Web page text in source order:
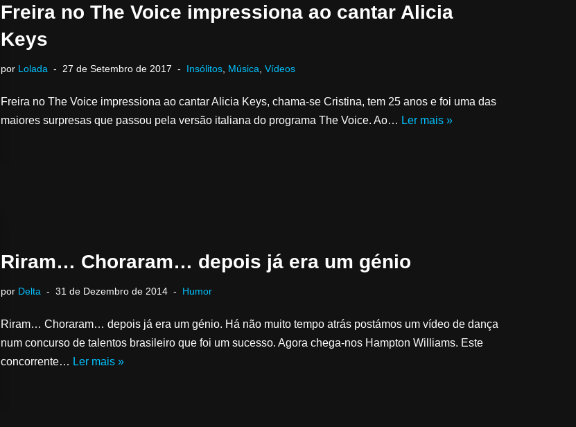
Freira no The Voice impressiona ao cantar Alicia
Keys
por Lolada 27 de Setembro de 2017 Insólitos Música Vídeos
Freira no The Voice impressiona ao cantar Alicia Keys, chama-se Cristina, tem 25 anos e foi uma das
maiores surpresas que passou pela versão italiana do programa The Voice. Ao… Ler mais »
Riram… Choraram… depois já era um génio
por Delta 31 de Dezembro de 2014 Humor
Riram… Choraram… depois já era um génio. Há não muito tempo atrás postámos um vídeo de dança
num concurso de talentos brasileiro que foi um sucesso. Agora chega-nos Hampton Williams. Este
concorrente… Ler mais »